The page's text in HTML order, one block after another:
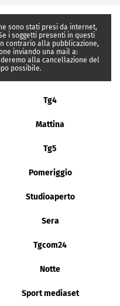
sono stati presi da internet,
i soggetti presenti in questi
contrario alla pubblicazione,
inviando una mail a:
alla cancellazione del
possibile.
Tg4
Mattina
Tg5
Pomeriggio
Studioaperto
Sera
Tgcom24
Notte
Sport mediaset